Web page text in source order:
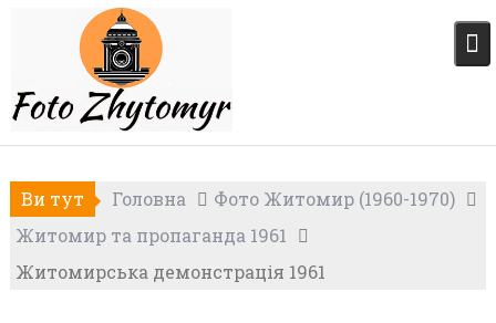
Ви тут Головна
Фото Житомир (1960-1970)
Житомир та пропаганда 1961
Житомирська демонстрація 1961